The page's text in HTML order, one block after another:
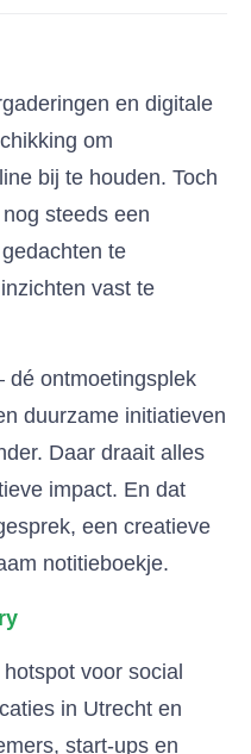
en digitale
om
bij te houden. Toch
steeds een
te
vast te
ontmoetingsplek
duurzame initiatieven
Daar draait alles
impact. En dat
een creatieve
notitieboekje.
hotspot voor social
in Utrecht en
start-ups en